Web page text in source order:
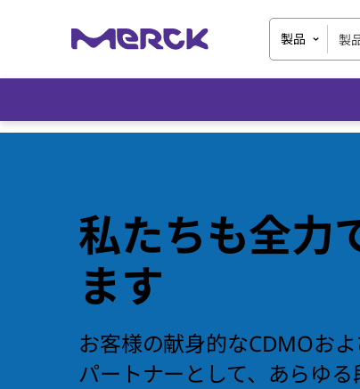
製品
私たちも全力
ます
お客様の献身的なCDMOお
パートナーとして、あらゆ